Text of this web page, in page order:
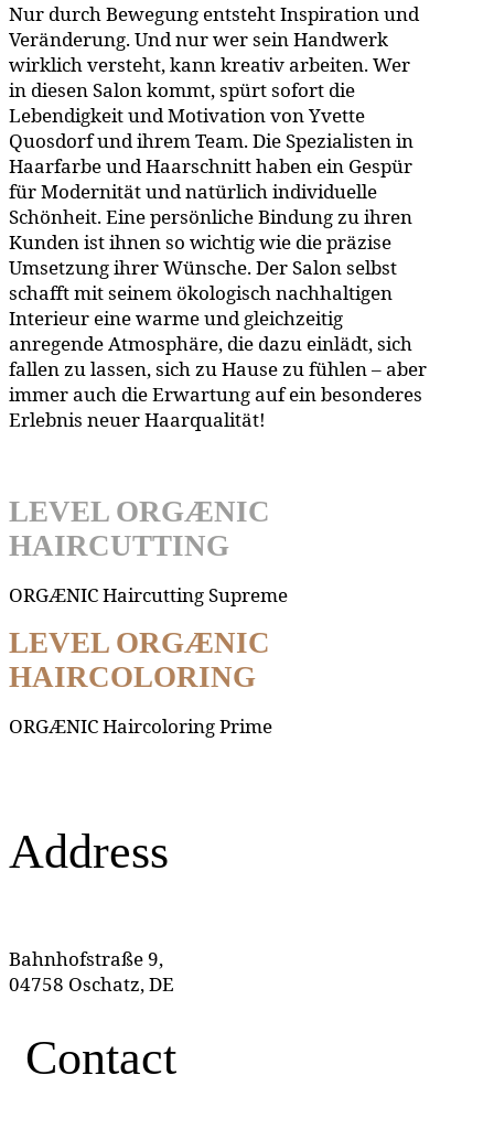
Nur durch Bewegung entsteht Inspiration und
Veränderung. Und nur wer sein Handwerk
wirklich versteht, kann kreativ arbeiten. Wer
in diesen Salon kommt, spürt sofort die
Lebendigkeit und Motivation von Yvette
Quosdorf und ihrem Team. Die Spezialisten in
Haarfarbe und Haarschnitt haben ein Gespür
für Modernität und natürlich individuelle
Schönheit. Eine persönliche Bindung zu ihren
Kunden ist ihnen so wichtig wie die präzise
Umsetzung ihrer Wünsche. Der Salon selbst
schafft mit seinem ökologisch nachhaltigen
Interieur eine warme und gleichzeitig
anregende Atmosphäre, die dazu einlädt, sich
fallen zu lassen, sich zu Hause zu fühlen – aber
immer auch die Erwartung auf ein besonderes
Erlebnis neuer Haarqualität!
LEVEL ORGÆNIC
HAIRCUTTING
ORGÆNIC Haircutting Supreme
LEVEL ORGÆNIC
HAIRCOLORING
ORGÆNIC Haircoloring Prime
Address
Bahnhofstraße 9,
04758 Oschatz, DE
Contact